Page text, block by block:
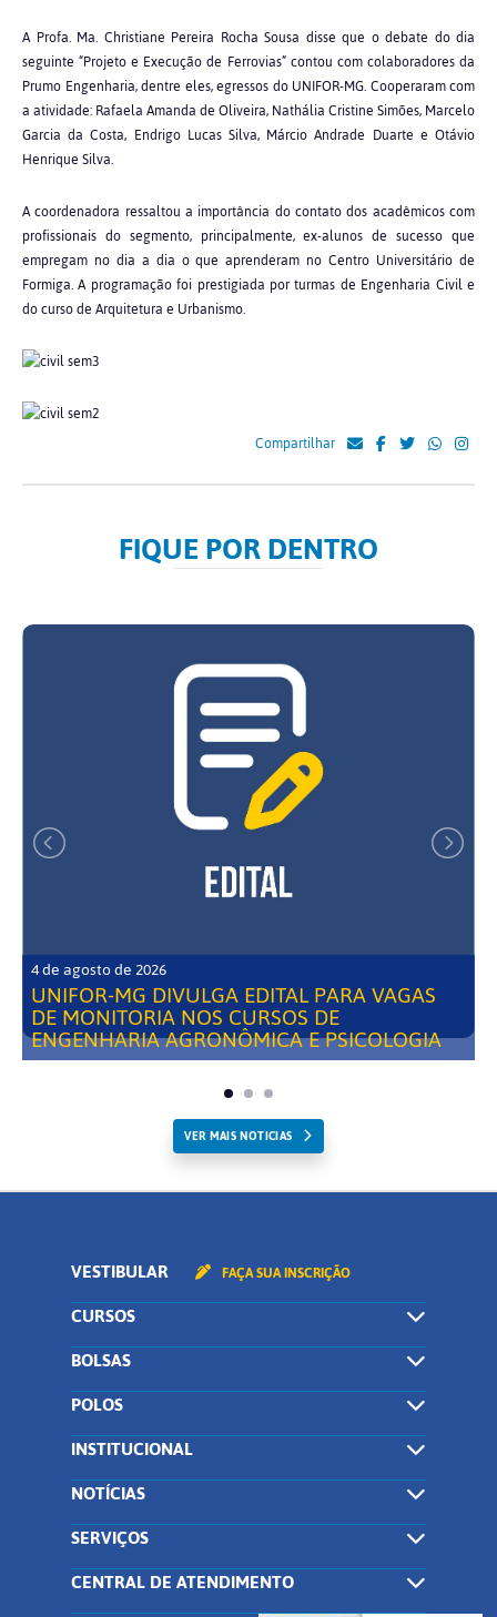
A Profa. Ma. Christiane Pereira Rocha Sousa disse que o debate do dia
seguinte “Projeto e Execução de Ferrovias” contou com colaboradores da
Prumo Engenharia, dentre eles, egressos do UNIFOR-MG. Cooperaram com
a atividade: Rafaela Amanda de Oliveira, Nathália Cristine Simões, Marcelo
Garcia da Costa, Endrigo Lucas Silva, Márcio Andrade Duarte e Otávio
Henrique Silva.
A coordenadora ressaltou a importância do contato dos acadêmicos com
profissionais do segmento, principalmente, ex-alunos de sucesso que
empregam no dia a dia o que aprenderam no Centro Universitário de
Formiga. A programação foi prestigiada por turmas de Engenharia Civil e
do curso de Arquitetura e Urbanismo.
Compartilhar
FIQUE POR DENTRO
4 de agosto de 2026
UNIFOR-MG DIVULGA EDITAL PARA VAGAS
DE MONITORIA NOS CURSOS DE
ENGENHARIA AGRONÔMICA E PSICOLOGIA
VER MAIS NOTICIAS
VESTIBULAR FAÇA SUA INSCRIÇÃO
CURSOS
BOLSAS
POLOS
INSTITUCIONAL
NOTÍCIAS
SERVIÇOS
CENTRAL DE ATENDIMENTO